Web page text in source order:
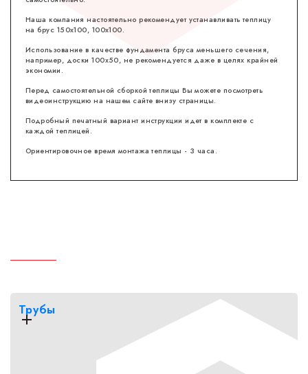
Наша компания настоятельно рекомендует устанавливать теплицу
на брус 150х100, 100х100.
Использование в качестве фундамента бруса меньшего сечения,
например, доски 100х50, не рекомендуется даже в целях крайней
экономии.
Перед самостоятельной сборкой теплицы Вы можете посмотреть
видеоинструкцию на нашем сайте внизу страницы.
Подробный печатный вариант инструкции идет в комплекте с
каждой теплицей.
Ориентировочное время монтажа теплицы - 3 часа.
Трубы